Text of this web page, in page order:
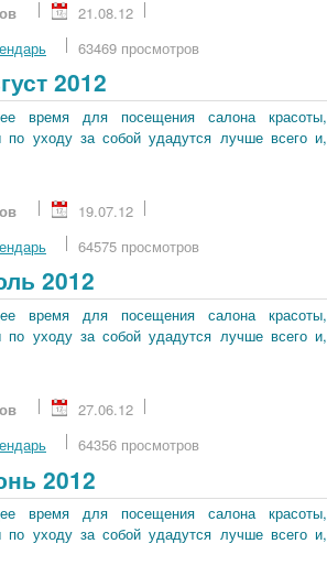
21.08.12
63469 просмотров
2012
время для посещения салона красоты,
уходу за собой удадутся лучше всего и,
19.07.12
64575 просмотров
2012
время для посещения салона красоты,
уходу за собой удадутся лучше всего и,
27.06.12
64356 просмотров
2012
время для посещения салона красоты,
уходу за собой удадутся лучше всего и,